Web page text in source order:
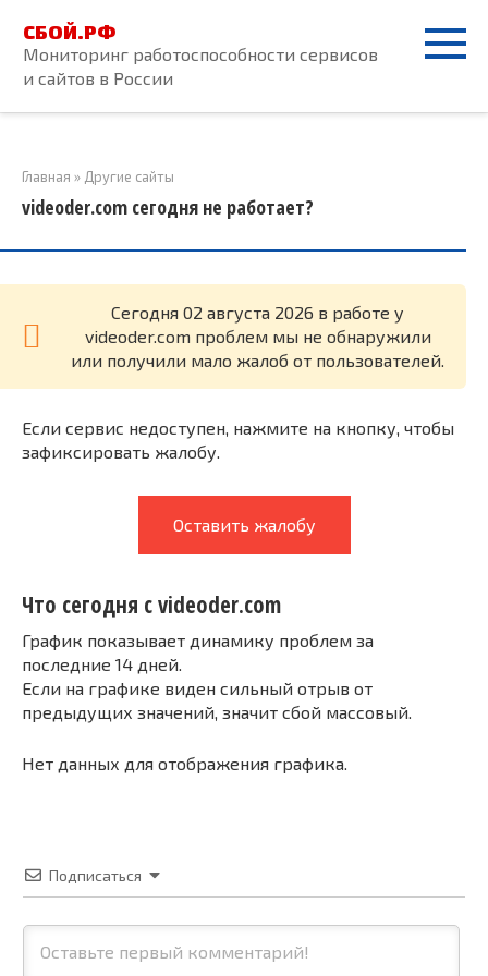
контенту
СБОЙ.РФ
Мониторинг работоспособности сервисов
и сайтов в России
Главная » Другие сайты
videoder.com сегодня не работает?
Cегодня 02 августа 2026 в работе у
videoder.com проблем мы не обнаружили
или получили мало жалоб от пользователей.
Если сервис недоступен, нажмите на кнопку, чтобы
зафиксировать жалобу.
Оставить жалобу
Что сегодня с videoder.com
График показывает динамику проблем за
последние 14 дней.
Если на графике виден сильный отрыв от
предыдущих значений, значит сбой массовый.
Нет данных для отображения графика.
Подписаться